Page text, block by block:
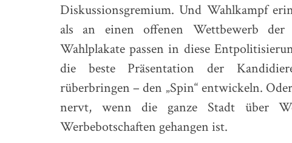
Diskussionsgremium. Und Wahlkampf
als an einen offenen Wettbewerb der
Wahlplakate passen in diese
die beste Präsentation der
rüberbringen – den „Spin“ entwickeln.
nervt, wenn die ganze Stadt über
Werbebotschaften gehangen ist.